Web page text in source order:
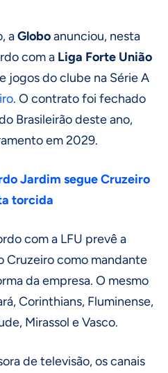
aGloboanunciou, nesta
com a Liga Forte União
jogos do clube na Série A
. O contrato foi fechado
Brasileirão deste ano,
em 2029.
Jardim segue Cruzeiro
torcida
com a LFU prevê a
Cruzeiro como mandante
da empresa. O mesmo
Corinthians, Fluminense,
Mirassol e Vasco.
de televisão, os canais